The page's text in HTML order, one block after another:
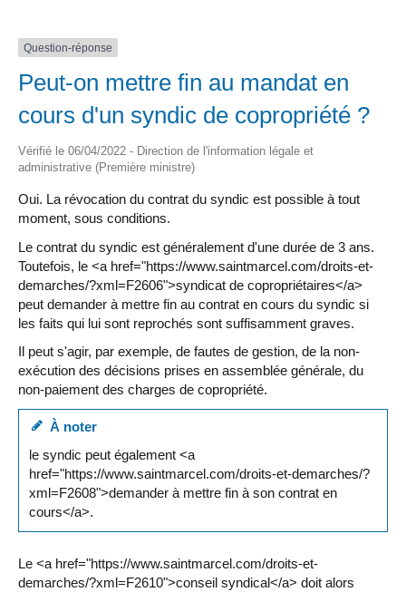
Question-réponse
Peut-on mettre fin au mandat en
cours d'un syndic de copropriété ?
Vérifié le 06/04/2022 - Direction de l'information légale et
administrative (Première ministre)
Oui. La révocation du contrat du syndic est possible à tout
moment, sous conditions.
Le contrat du syndic est généralement d'une durée de 3 ans.
Toutefois, le <a href="https://www.saintmarcel.com/droits-et-
demarches/?xml=F2606">syndicat de copropriétaires</a>
peut demander à mettre fin au contrat en cours du syndic si
les faits qui lui sont reprochés sont suffisamment graves.
Il peut s'agir, par exemple, de fautes de gestion, de la non-
exécution des décisions prises en assemblée générale, du
non-paiement des charges de copropriété.
À noter
le syndic peut également <a
href="https://www.saintmarcel.com/droits-et-demarches/?
xml=F2608">demander à mettre fin à son contrat en
cours</a>.
Le <a href="https://www.saintmarcel.com/droits-et-
demarches/?xml=F2610">conseil syndical</a> doit alors